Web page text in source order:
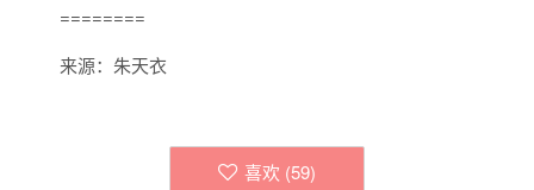
========
来源：朱天衣
喜欢 (59)